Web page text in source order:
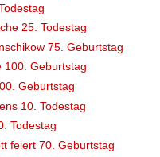
25. Todestag
75. Geburtstag
Geburtstag
Geburtstag
10. Todestag
Todestag
feiert 70. Geburtstag